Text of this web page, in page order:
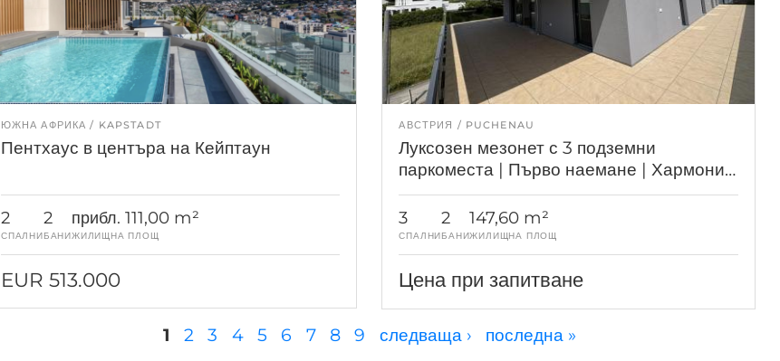
ЮЖНА АФРИКА KAPSTADT
Пентхаус в центъра на Кейптаун
2
СПАЛНИ
2
БАНИ
прибл. 111,00 m²
ЖИЛИЩНА ПЛОЩ
EUR 513.000
АВСТРИЯ PUCHENAU
Луксозен мезонет с 3 подземни
паркоместа | Първо наемане | Хармония
Пухенау (Наем)
3
СПАЛНИ
2
БАНИ
147,60 m²
ЖИЛИЩНА ПЛОЩ
Цена при запитване
1 2 3 4 5 6 7 8 9 следваща › последна »